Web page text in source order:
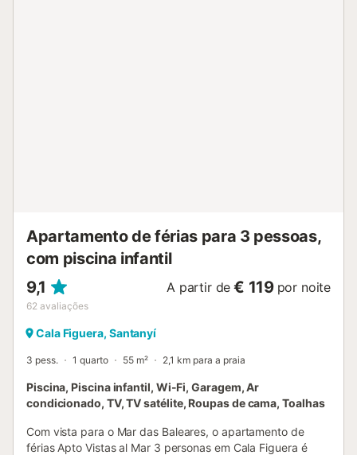
Apartamento de férias para 3 pessoas,
com piscina infantil
9,1
62 avaliações
A partir de € 119 por noite
Cala Figuera, Santanyí
3 pess. 1 quarto 55 m² 2,1 km para a praia
Piscina, Piscina infantil, Wi-Fi, Garagem, Ar
condicionado, TV, TV satélite, Roupas de cama, Toalhas
Com vista para o Mar das Baleares, o apartamento de
férias Apto Vistas al Mar 3 personas em Cala Figuera é